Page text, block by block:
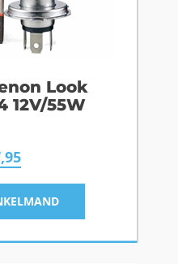
Look
12V/55W